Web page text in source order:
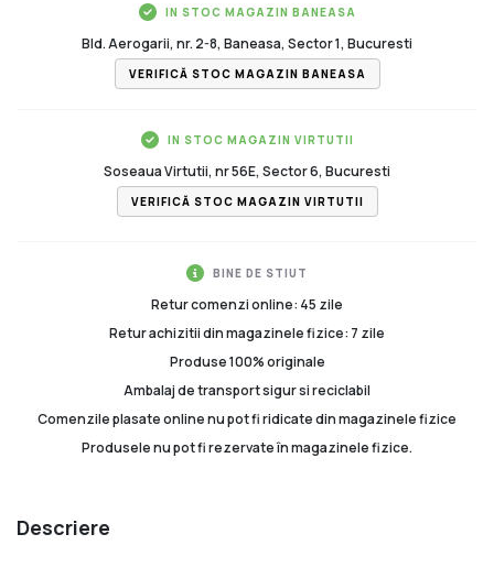
IN STOC MAGAZIN BANEASA
Bld. Aerogarii, nr. 2-8, Baneasa, Sector 1, Bucuresti
VERIFICĂ STOC MAGAZIN BANEASA
IN STOC MAGAZIN VIRTUTII
Soseaua Virtutii, nr 56E, Sector 6, Bucuresti
VERIFICĂ STOC MAGAZIN VIRTUTII
BINE DE STIUT
Retur comenzi online: 45 zile
Retur achizitii din magazinele fizice: 7 zile
Produse 100% originale
Ambalaj de transport sigur si reciclabil
Comenzile plasate online nu pot fi ridicate din magazinele fizice
Produsele nu pot fi rezervate în magazinele fizice.
Descriere